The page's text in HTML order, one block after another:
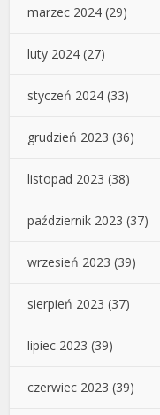
marzec 2024 (29)
luty 2024 (27)
styczeń 2024 (33)
grudzień 2023 (36)
listopad 2023 (38)
październik 2023 (37)
wrzesień 2023 (39)
sierpień 2023 (37)
lipiec 2023 (39)
czerwiec 2023 (39)